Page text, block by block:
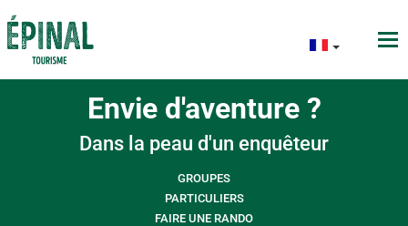
Envie d'aventure ?
Dans la peau d'un enquêteur
GROUPES
PARTICULIERS
FAIRE UNE RANDO